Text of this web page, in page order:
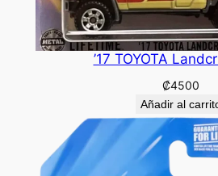
’17 TOYOTA
₡4500
Añadir al